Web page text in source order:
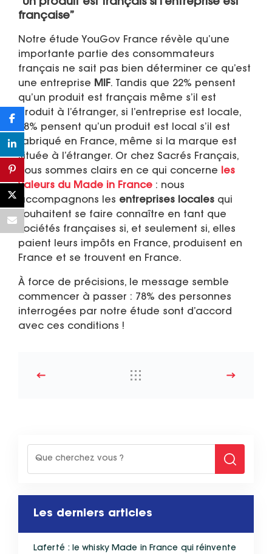
“Un produit est français si l’entreprise est
française”
Notre étude YouGov France révèle qu’une
importante partie des consommateurs
français ne sait pas bien déterminer ce qu’est
une entreprise MIF. Tandis que 22% pensent
qu’un produit est français même s’il est
produit à l’étranger, si l’entreprise est locale,
58% pensent qu’un produit est local s’il est
fabriqué en France, même si la marque est
située à l’étranger. Or chez Sacrés Français,
nous sommes clairs en ce qui concerne
les
valeurs du Made in France : nous
accompagnons les entreprises locales qui
souhaitent se faire connaître en tant que
sociétés françaises si, et seulement si, elles
paient leurs impôts en France, produisent en
France et se trouvent en France.
À force de précisions, le message semble
commencer à passer : 78% des personnes
interrogées par notre étude sont d’accord
avec ces conditions !
Les derniers articles
Laferté : le whisky Made in France qui réinvente